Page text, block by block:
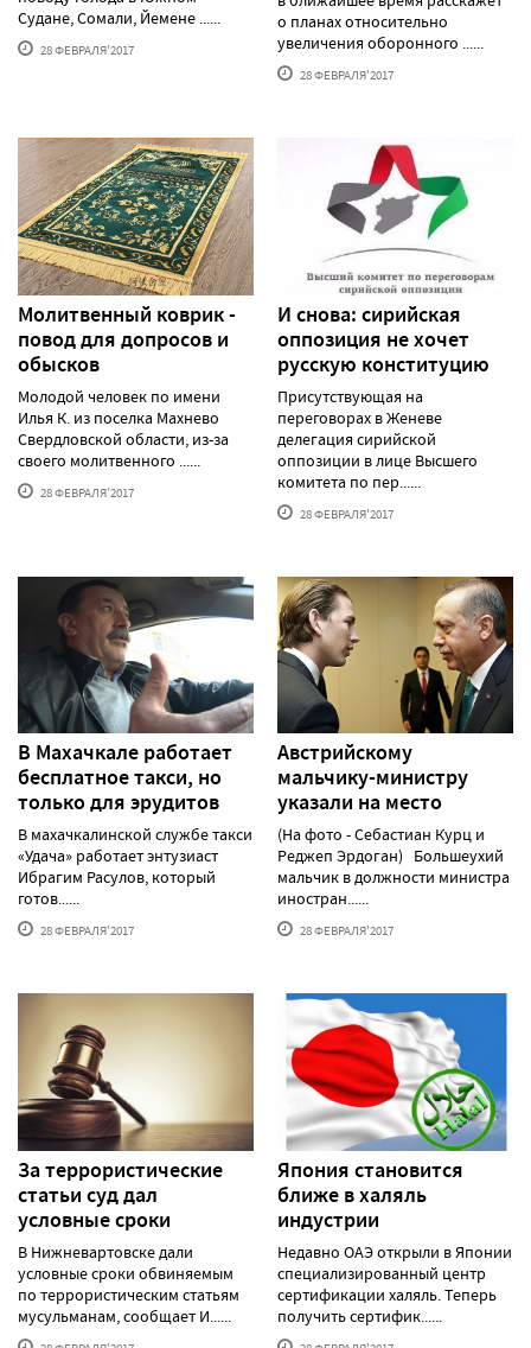
Судане, Сомали, Йемене ......
28 ФЕВРАЛЯ'2017
о планах относительно
увеличения оборонного ......
28 ФЕВРАЛЯ'2017
Молитвенный коврик -
повод для допросов и
обысков
Молодой человек по имени
Илья К. из поселка Махнево
Свердловской области, из-за
своего молитвенного ......
28 ФЕВРАЛЯ'2017
И снова: сирийская
оппозиция не хочет
русскую конституцию
Присутствующая на
переговорах в Женеве
делегация сирийской
оппозиции в лице Высшего
комитета по пер......
28 ФЕВРАЛЯ'2017
В Махачкале работает
бесплатное такси, но
только для эрудитов
В махачкалинской службе такси
«Удача» работает энтузиаст
Ибрагим Расулов, который
готов......
28 ФЕВРАЛЯ'2017
Австрийскому
мальчику-министру
указали на место
(На фото - Себастиан Курц и
Реджеп Эрдоган) Большеухий
мальчик в должности министра
иностран......
28 ФЕВРАЛЯ'2017
За террористические
статьи суд дал
условные сроки
В Нижневартовске дали
условные сроки обвиняемым
по террористическим статьям
мусульманам, сообщает И......
Япония становится
ближе в халяль
индустрии
Недавно ОАЭ открыли в Японии
специализированный центр
сертификации халяль. Теперь
получить сертифик......